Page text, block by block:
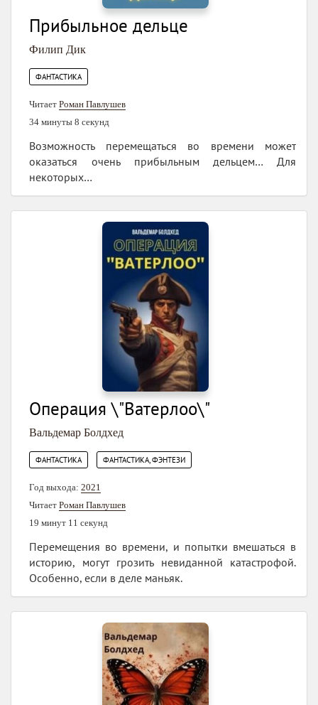
Прибыльное дельце
Филип Дик
ФАНТАСТИКА
Читает Роман Павлушев
34 минуты 8 секунд
Возможность перемещаться во времени может
оказаться очень прибыльным дельцем… Для
некоторых…
Операция \"Ватерлоо\"
Вальдемар Болдхед
ФАНТАСТИКА ФАНТАСТИКА, ФЭНТЕЗИ
Год выхода: 2021
Читает Роман Павлушев
19 минут 11 секунд
Перемещения во времени, и попытки вмешаться в
историю, могут грозить невиданной катастрофой.
Особенно, если в деле маньяк.